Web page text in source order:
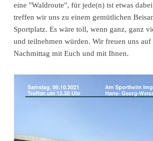
eine "Waldroute", für jede(n) ist etwas
treffen wir uns zu einem gemütlichen
Sportplatz. Es wäre toll, wenn ganz, ganz
und teilnehmen würden. Wir freuen uns auf
Nachmittag mit Euch und mit Ihnen.